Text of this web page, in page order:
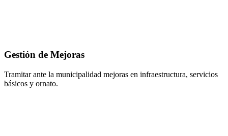
Gestión de Mejoras
Tramitar ante la municipalidad mejoras en infraestructura, servicios
básicos y ornato.